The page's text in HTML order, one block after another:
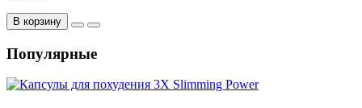
В корзину
Популярные